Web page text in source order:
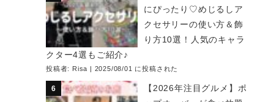
にぴったり♡めじるしア
クセサリーの使い方＆飾
り方10選！人気のキャラ
クター4選もご紹介♪
投稿者: Risa 2025/08/01 に投稿された
【2026年注目グルメ】ポ